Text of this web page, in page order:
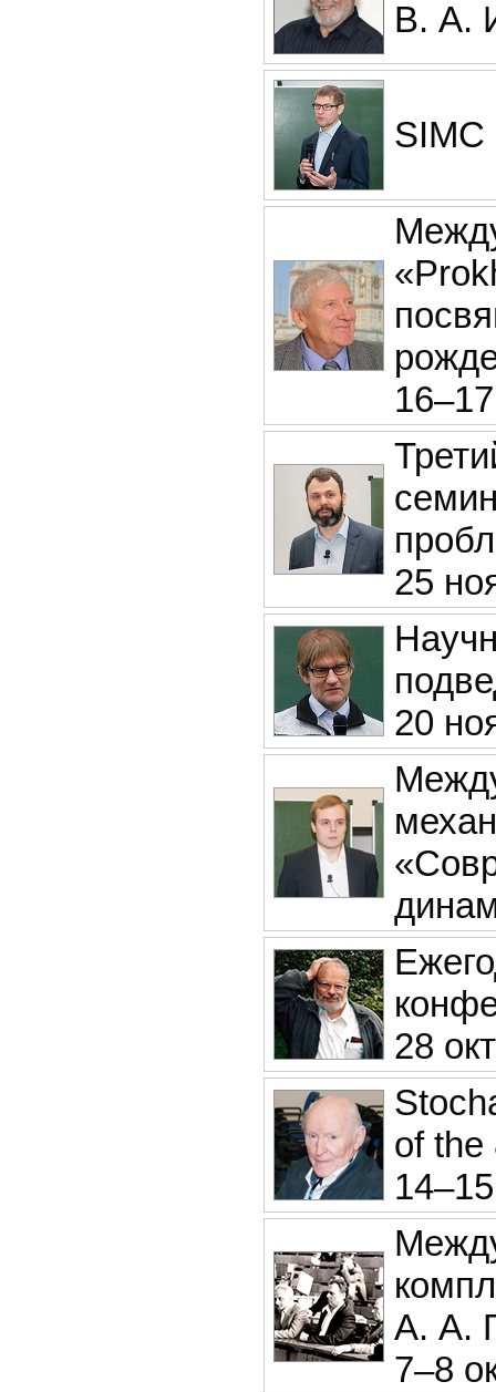
В. А.
25
20
28
of the
А. А.
7–8